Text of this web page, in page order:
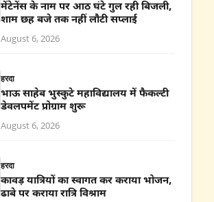
मेंटेनेंस के नाम पर आठ घंटे गुल रही बिजली,
शाम छह बजे तक नहीं लौटी सप्लाई
August 6, 2026
हरदा
भाऊ साहेब भुस्कुटे महाविद्यालय में फैकल्टी
डेवलपमेंट प्रोग्राम शुरू
August 6, 2026
हरदा
कावड़ यात्रियों का स्वागत कर कराया भोजन,
ढाबे पर कराया रात्रि विश्राम